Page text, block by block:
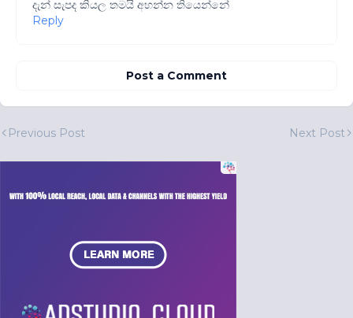
දැන් සැපද කියල තමයි අහන්න තියෙන්නේ
Reply
Post a Comment
Previous Post Next Post